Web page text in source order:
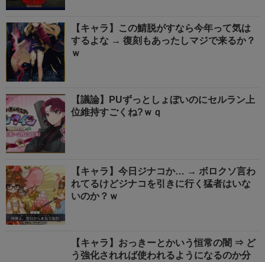
【キャラ】この鯖脱がすなら今年って気は
するよな → 復刻もあったしマジで来るか？
ｗ
【議論】PUずっとしょぼいのにセルラン上
位維持すごくね?ｗｑ
【キャラ】今日ジナコか… → ボロクソ言わ
れてるけどジナコを引きに行く猛者はいな
いのか？ｗ
【キャラ】おっきーとかいう恒常の闇 ⇒ ど
う強化されれば使われるようになるのか分